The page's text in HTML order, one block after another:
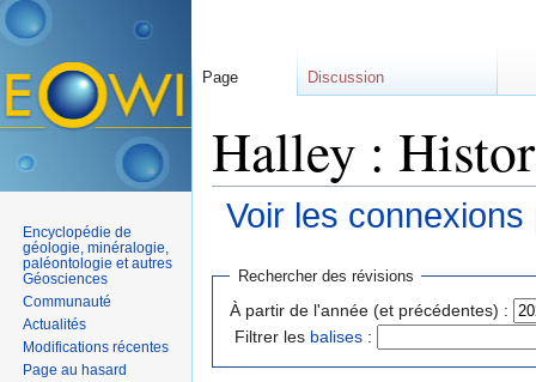
Halley :
Voir les
Rechercher des révisions
À partir de l'année (et précédentes) :
Filtrer les balises :
Page Discussion
Encyclopédie de
géologie, minéralogie,
paléontologie et autres
Géosciences
Communauté
Actualités
Modifications récentes
Page au hasard